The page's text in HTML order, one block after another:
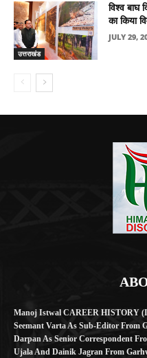
उत्तराखंड
विश्व बाघ
का किया
JULY 29,
Manoj Istwal CAREER HISTORY
Seemant Varta As Sub-Editor From
Darpan As Senior Correspondent
Ujala And Dainik Jagran From